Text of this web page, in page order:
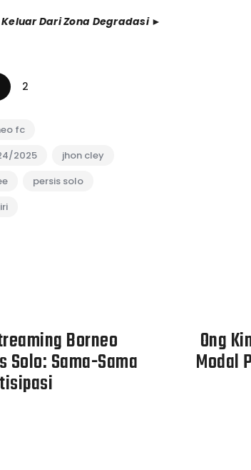
Dari Zona Degradasi ►
2
fc
2025
jhon cley
persis solo
Borneo
Solo: Sama-Sama
Ong
Modal